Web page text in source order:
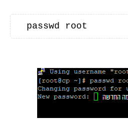
passwd root